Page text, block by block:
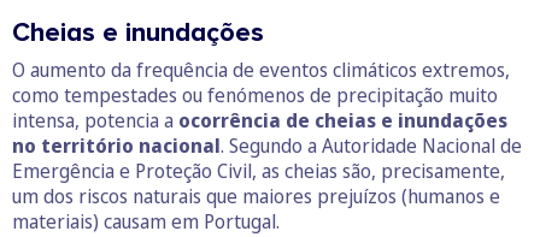
Cheias e inundações
O aumento da frequência de eventos climáticos extremos,
como tempestades ou fenómenos de precipitação muito
intensa, potencia a ocorrência de cheias e inundações
no território nacional. Segundo a Autoridade Nacional de
Emergência e Proteção Civil, as cheias são, precisamente,
um dos riscos naturais que maiores prejuízos (humanos e
materiais) causam em Portugal.